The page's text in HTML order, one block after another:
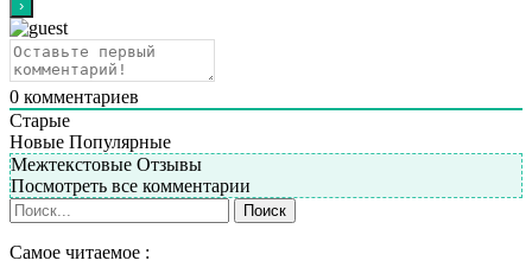
0 комментариев
Старые
Новые Популярные
Межтекстовые Отзывы
Посмотреть все комментарии
Самое читаемое :